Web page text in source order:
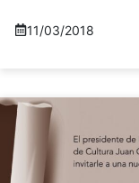
11/03/2018